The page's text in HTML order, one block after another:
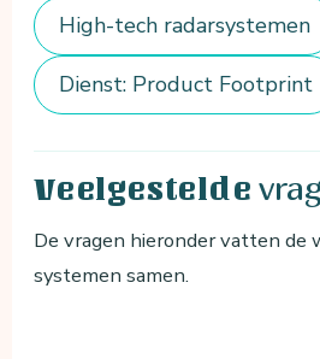
High-tech radarsystemen
Dienst: Product Footprint
Veelgestelde
De vragen hieronder vatten de
systemen samen.